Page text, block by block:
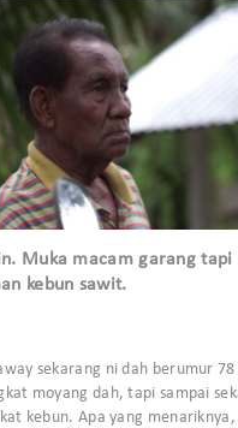
Muka macam garang tapi
kebun sawit.
sekarang ni dah berumur
moyang dah, tapi sampai
kebun. Apa yang menariknya,